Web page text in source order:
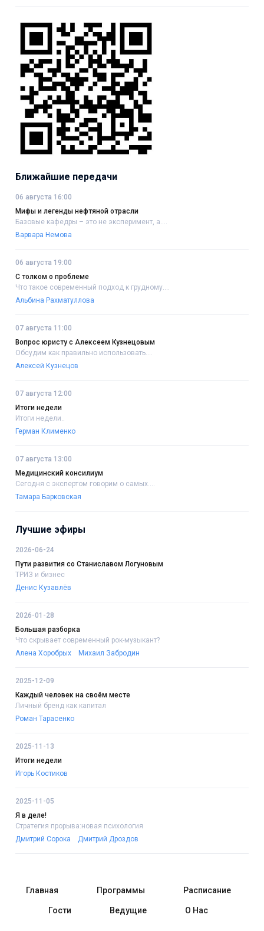
Ближайшие передачи
06 августа 16:00
Мифы и легенды нефтяной отрасли
Базовые кафедры – это не эксперимент, а....
Варвара Немова
06 августа 19:00
С толком о проблеме
Что такое современный подход к грудному....
Альбина Рахматуллова
07 августа 11:00
Вопрос юристу с Алексеем Кузнецовым
Обсудим как правильно использовать....
Алексей Кузнецов
07 августа 12:00
Итоги недели
Итоги недели..
Герман Клименко
07 августа 13:00
Медицинский консилиум
Сегодня с экспертом говорим о самых....
Тамара Барковская
Лучшие эфиры
2026-06-24
Пути развития со Станиславом Логуновым
ТРИЗ и бизнес
Денис Кузавлёв
2026-01-28
Большая разборка
Что скрывает современный рок-музыкант?
Алена Хоробрых
Михаил Забродин
2025-12-09
Каждый человек на своём месте
Личный бренд как капитал
Роман Тарасенко
2025-11-13
Итоги недели
Игорь Костиков
2025-11-05
Я в деле!
Стратегия прорыва:новая психология
Дмитрий Сорока
Дмитрий Дроздов
Главная Программы Расписание
Гости Ведущие О Нас